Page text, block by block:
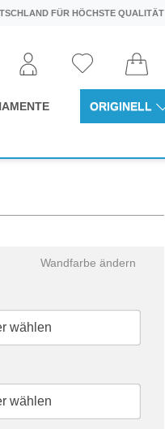
FÜR HÖCHSTE QUALITÄT
ORIGINELL
Wandfarbe ändern
wählen
wählen